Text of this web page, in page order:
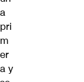
a
pri
m
er
a y